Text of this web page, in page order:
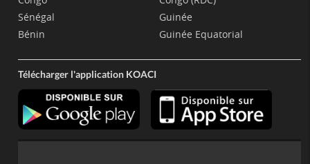
Sénégal
Bénin
Guinée
Guinée Equatorial
Télécharger l'application KOACI